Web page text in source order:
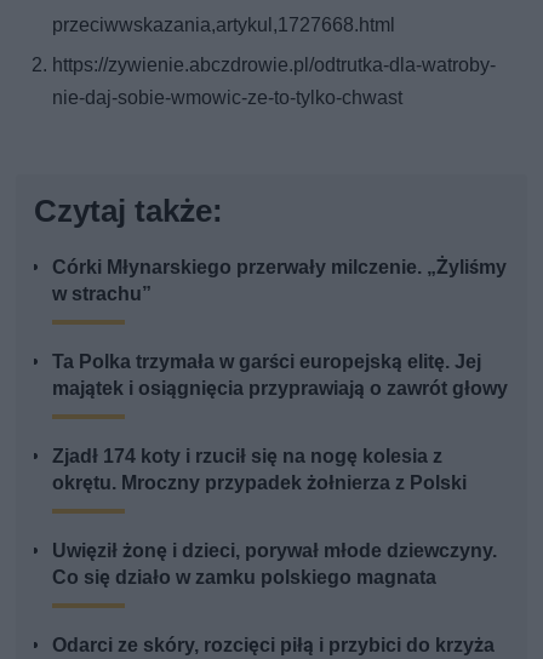
przeciwwskazania,artykul,1727668.html
https://zywienie.abczdrowie.pl/odtrutka-dla-watroby-
nie-daj-sobie-wmowic-ze-to-tylko-chwast
Czytaj także:
Córki Młynarskiego przerwały milczenie. „Żyliśmy
w strachu”
Ta Polka trzymała w garści europejską elitę. Jej
majątek i osiągnięcia przyprawiają o zawrót głowy
Zjadł 174 koty i rzucił się na nogę kolesia z
okrętu. Mroczny przypadek żołnierza z Polski
Uwięził żonę i dzieci, porywał młode dziewczyny.
Co się działo w zamku polskiego magnata
Odarci ze skóry, rozcięci piłą i przybici do krzyża